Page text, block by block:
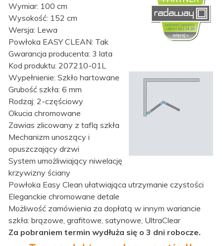
Wymiar: 100 cm
Wysokość: 152 cm
Wersja: Lewa
Powłoka EASY CLEAN: Tak
Gwarancja producenta: 3 lata
Kod produktu: 207210-01L
Wypełnienie: Szkło hartowane
Grubość szkła: 6 mm
Rodzaj: 2-częściowy
Okucia chromowane
Zawias zlicowany z taflą szkła
Mechanizm unoszący i
opuszczający drzwi
System umożliwiający niwelację
krzywizny ściany
Powłoka Easy Clean ułatwiająca utrzymanie czystości
Eleganckie chromowane detale
Możliwość zamówienia za dopłatą w innym wariancie
szkła: brązowe, grafitowe, satynowe, UltraClear
Za pobraniem termin wydłuża się o 3 dni robocze.